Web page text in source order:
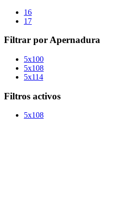
16
17
Filtrar por Apernadura
5x100
5x108
5x114
Filtros activos
5x108